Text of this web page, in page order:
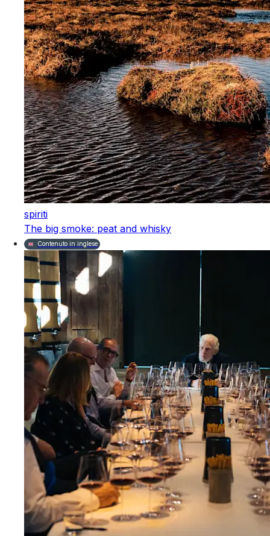
spiriti
The big smoke: peat and whisky
Contenuto in inglese